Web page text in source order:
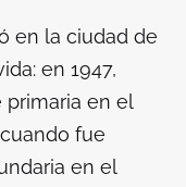
en la ciudad de
en 1947,
en el
fue
en el